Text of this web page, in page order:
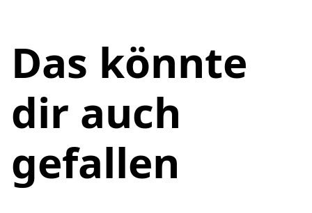
Das könnte
dir auch
gefallen